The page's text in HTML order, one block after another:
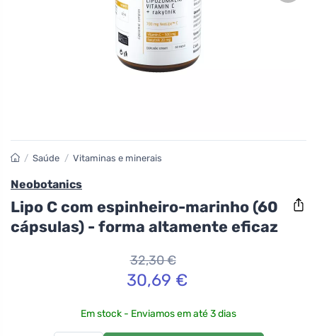
/ Saúde / Vitaminas e minerais
Neobotanics
Lipo C com espinheiro-marinho (60
cápsulas) - forma altamente eficaz
32,30 €
30,69 €
Em stock - Enviamos em até 3 dias